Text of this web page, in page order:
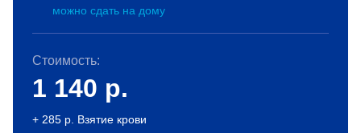
можно сдать на дому
Стоимость:
1 140 р.
+ 285 р. Взятие крови